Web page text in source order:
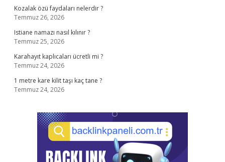
Kozalak özü faydaları nelerdir ?
Temmuz 26, 2026
Istiane namazı nasıl kılınır ?
Temmuz 25, 2026
Karahayıt kaplıcaları ücretli mi ?
Temmuz 24, 2026
1 metre kare kilit taşı kaç tane ?
Temmuz 24, 2026